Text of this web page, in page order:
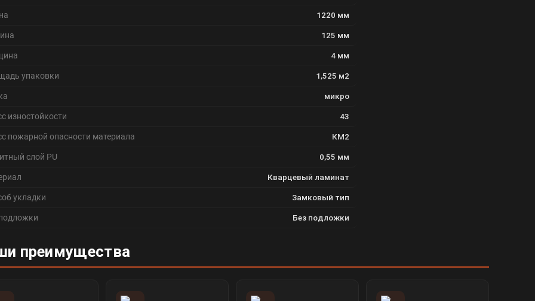
1220 мм
125 мм
4 мм
упаковки 1,525 м2
микро
изностойкости 43
пожарной опасности материала КМ2
слой PU 0,55 мм
Кварцевый ламинат
укладки Замковый тип
Без подложки
преимущества